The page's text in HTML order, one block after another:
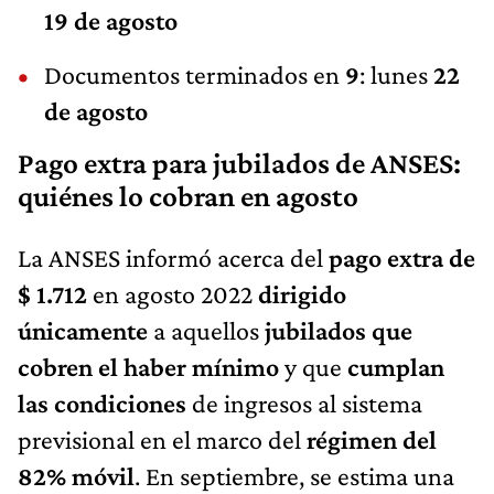
19 de agosto
Documentos terminados en 9: lunes22
de agosto
Pago extra para jubilados de ANSES:
quiénes lo cobran en agosto
La ANSES informó acerca del pago extra de
$ 1.712 en agosto 2022dirigido
únicamente a aquellosjubilados que
cobren el haber mínimoy que cumplan
las condiciones de ingresos al sistema
previsional en el marco del régimen del
82% móvil. En septiembre, se estima una